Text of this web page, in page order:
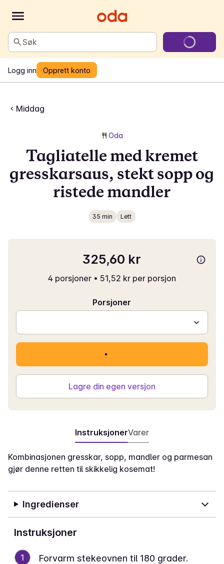
Søk
Logg inn Opprett konto
Middag
Oda
Tagliatelle med kremet
gresskarsaus, stekt sopp og
ristede mandler
35 min Lett
325,60 kr
4 porsjoner • 51,52 kr per porsjon
Porsjoner
Lagre din egen versjon
InstruksjonerVarer
Kombinasjonen gresskar, sopp, mandler og parmesan
gjør denne retten til skikkelig kosemat!
Ingredienser
Instruksjoner
1
Forvarm stekeovnen til 180 grader.